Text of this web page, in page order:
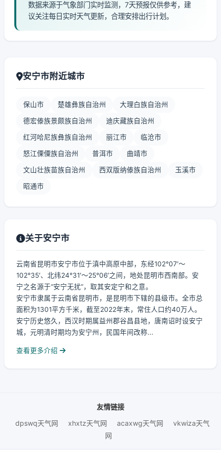
数据来源于气象部门实时监测，7天预报仅供参考，建
议关注每日实时天气更新，合理安排出行计划。
安宁市附近城市
保山市 楚雄彝族自治州 大理白族自治州
德宏傣族景颇族自治州 迪庆藏族自治州
红河哈尼族彝族自治州 丽江市 临沧市
怒江傈僳族自治州 普洱市 曲靖市
文山壮族苗族自治州 西双版纳傣族自治州 玉溪市
昭通市
关于安宁市
云南省昆明市安宁市位于滇中高原中部，东经102°07′～
102°35′、北纬24°31′～25°06′之间，地处昆明市西南部。安
宁之名源于“安宁无扰”，取其安定宁和之意。
安宁市隶属于云南省昆明市，是昆明市下辖的县级市。全市总
面积为1301平方千米，截至2022年末，常住人口约40万人。
安宁历史悠久，西汉时期属益州郡谷昌县地，唐南诏时设安宁
城，元明清时期均为安宁州，民国年间改称...
查看更多介绍
友情链接
dpswq天气网
xhxtz天气网 acaxwg天气网
vkwiza天气
网